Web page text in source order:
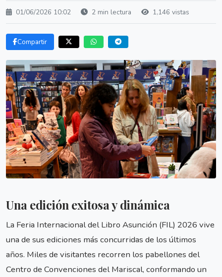
01/06/2026 10:02 2 min lectura 1,146 vistas
Compartir
Una edición exitosa y dinámica
La Feria Internacional del Libro Asunción (FIL) 2026 vive
una de sus ediciones más concurridas de los últimos
años. Miles de visitantes recorren los pabellones del
Centro de Convenciones del Mariscal, conformando un